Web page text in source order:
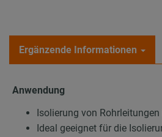
Ergänzende Informationen
Anwendung
Isolierung von
Ideal geeignet für die